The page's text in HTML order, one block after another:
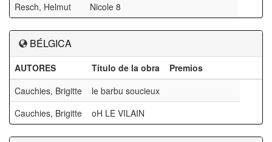
Resch, Helmut
Nicole 8
BÉLGICA
AUTORES Título de la obra
Premios
Cauchies, Brigitte
le barbu soucieux
Cauchies, Brigitte
oH LE VILAIN